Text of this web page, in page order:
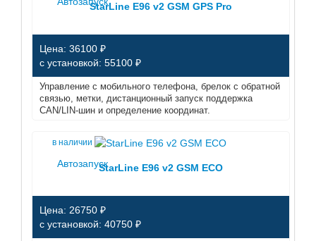
StarLine E96 v2 GSM GPS Pro
Цена: 36100 ₽
с установкой: 55100 ₽
Управление с мобильного телефона, брелок с обратной
связью, метки, дистанционный запуск поддержка
CAN/LIN-шин и определение координат.
в наличии
АвтозапускStarLine E96 v2 GSM ECO
Цена: 26750 ₽
с установкой: 40750 ₽